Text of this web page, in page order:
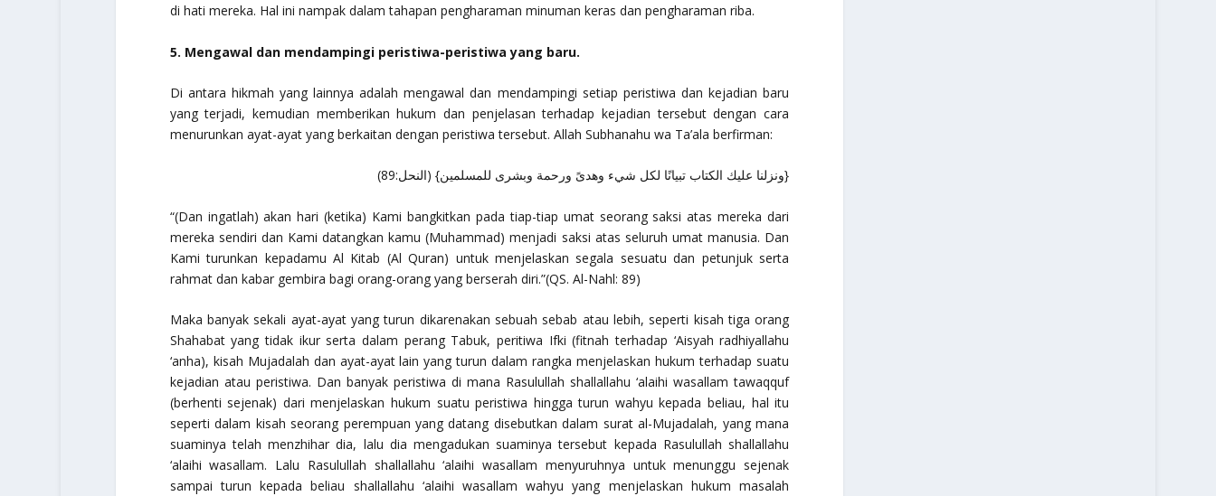
di hati mereka. Hal ini nampak dalam tahapan pengharaman minuman keras dan pengharaman riba.
5. Mengawal dan mendampingi peristiwa-peristiwa yang baru.
Di antara hikmah yang lainnya adalah mengawal dan mendampingi setiap peristiwa dan kejadian baru
yang terjadi, kemudian memberikan hukum dan penjelasan terhadap kejadian tersebut dengan cara
menurunkan ayat-ayat yang berkaitan dengan peristiwa tersebut. Allah Subhanahu wa Ta’ala berfirman:
{ونزلنا عليك الكتاب تبيانًا لكل شيء وهدىً ورحمة وبشرى للمسلمين} (النحل:89)
“(Dan ingatlah) akan hari (ketika) Kami bangkitkan pada tiap-tiap umat seorang saksi atas mereka dari
mereka sendiri dan Kami datangkan kamu (Muhammad) menjadi saksi atas seluruh umat manusia. Dan
Kami turunkan kepadamu Al Kitab (Al Quran) untuk menjelaskan segala sesuatu dan petunjuk serta
rahmat dan kabar gembira bagi orang-orang yang berserah diri.”(QS. Al-Nahl: 89)
Maka banyak sekali ayat-ayat yang turun dikarenakan sebuah sebab atau lebih, seperti kisah tiga orang
Shahabat yang tidak ikur serta dalam perang Tabuk, peritiwa Ifki (fitnah terhadap ‘Aisyahradhiyallahu
‘anha), kisah Mujadalah dan ayat-ayat lain yang turun dalam rangka menjelaskan hukum terhadap suatu
kejadian atau peristiwa. Dan banyak peristiwa di mana Rasulullah shallallahu ‘alaihi wasallam tawaqquf
(berhenti sejenak) dari menjelaskan hukum suatu peristiwa hingga turun wahyu kepada beliau, hal itu
seperti dalam kisah seorang perempuan yang datang disebutkan dalam surat al-Mujadalah, yang mana
suaminya telah menzhihar dia, lalu dia mengadukan suaminya tersebut kepada Rasulullah shallallahu
‘alaihi wasallam. Lalu Rasulullah shallallahu ‘alaihi wasallam menyuruhnya untuk menunggu sejenak
sampai turun kepada beliau shallallahu ‘alaihi wasallam wahyu yang menjelaskan hukum masalah